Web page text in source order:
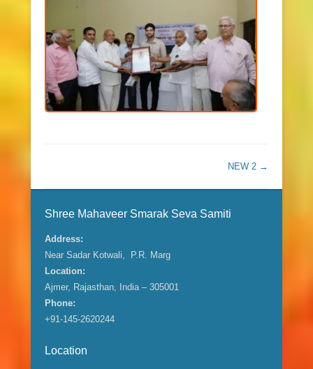
NEW 2 →
Shree Mahaveer Smarak Seva Samiti
Address:
Near Sadar Kotwali, P.R. Marg
Location:
Ajmer, Rajasthan, India – 305001
Phone:
+91-145-2620244
Location